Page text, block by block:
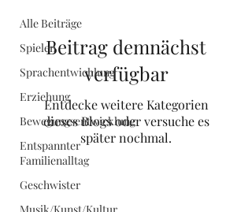
Alle Beiträge
Spielen
Sprachentwichlung
Erziehung
Bewegungsentwicklung
Entspannter
Familienalltag
Geschwister
Beitrag demnächst
verfügbar
Entdecke weitere Kategorien
dieses Blogs oder versuche es
später nochmal.